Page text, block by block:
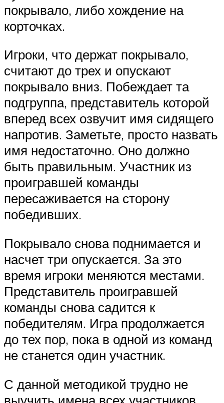
покрывало, либо хождение на
корточках.
Игроки, что держат покрывало,
считают до трех и опускают
покрывало вниз. Побеждает та
подгруппа, представитель которой
вперед всех озвучит имя сидящего
напротив. Заметьте, просто назвать
имя недостаточно. Оно должно
быть правильным. Участник из
проигравшей команды
пересаживается на сторону
победивших.
Покрывало снова поднимается и
насчет три опускается. За это
время игроки меняются местами.
Представитель проигравшей
команды снова садится к
победителям. Игра продолжается
до тех пор, пока в одной из команд
не станется один участник.
С данной методикой трудно не